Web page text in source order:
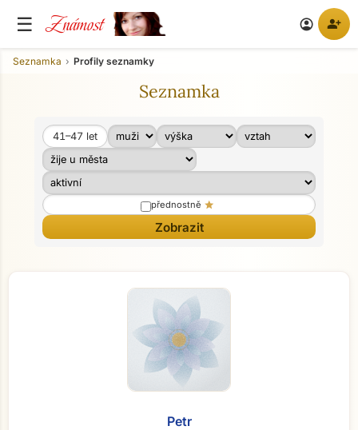
☰ Známost account_circle person_add
Seznamka Profily seznamky
Seznamka
Věk od
Věk do
41–47 let
přednostně star
Petr